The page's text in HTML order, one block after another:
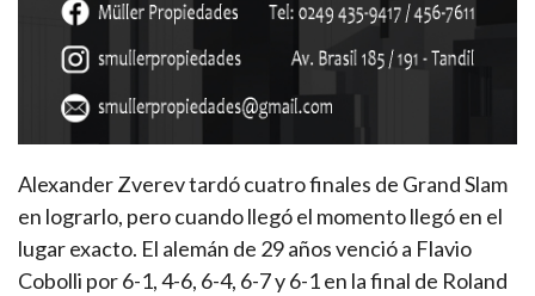
Alexander Zverev tardó cuatro finales de Grand Slam
en lograrlo, pero cuando llegó el momento llegó en el
lugar exacto. El alemán de 29 años venció a Flavio
Cobolli por 6-1, 4-6, 6-4, 6-7 y 6-1 en la final de Roland